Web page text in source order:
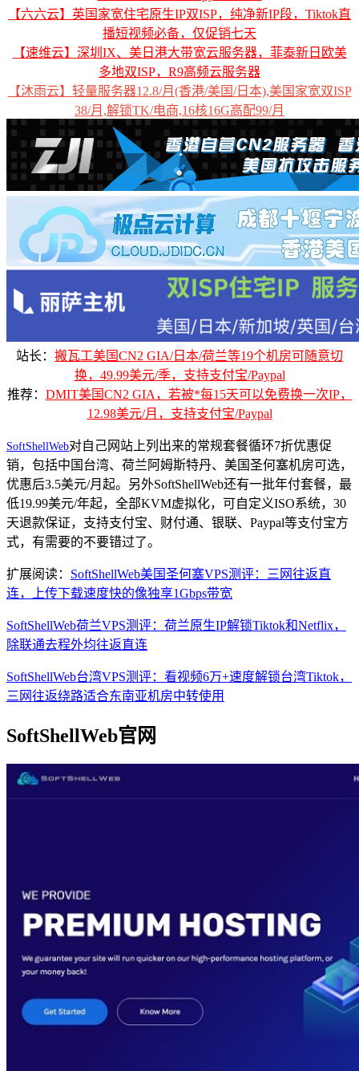
【六六云】英国家宽住宅原生IP双ISP，纯净新IP段，Tiktok直
播短视频必备，仅促销七天
【速维云】深圳IX、美日港大带宽云服务器，菲泰新日欧美
多地双ISP，R9高频云服务器
【沐雨云】轻量服务器12.8/月(香港/美国/日本),美国家宽双ISP
38/月,解锁TK/电商,16核16G高配99/月
站长： 搬瓦工美国CN2 GIA/日本/荷兰等19个机房可随意切
换，49.99美元/季，支持支付宝/Paypal
推荐： DMIT美国CN2 GIA，若被*每15天可以免费换一次IP，
12.98美元/月，支持支付宝/Paypal
SoftShellWeb对自己网站上列出来的常规套餐循环7折优惠促
销，包括中国台湾、荷兰阿姆斯特丹、美国圣何塞机房可选，
优惠后3.5美元/月起。另外SoftShellWeb还有一批年付套餐，最
低19.99美元/年起，全部KVM虚拟化，可自定义ISO系统，30
天退款保证，支持支付宝、财付通、银联、Paypal等支付宝方
式，有需要的不要错过了。
扩展阅读： SoftShellWeb美国圣何塞VPS测评：三网往返直
连，上传下载速度快的像独享1Gbps带宽
SoftShellWeb荷兰VPS测评：荷兰原生IP解锁Tiktok和Netflix，
除联通去程外均往返直连
SoftShellWeb台湾VPS测评：看视频6万+速度解锁台湾Tiktok，
三网往返绕路适合东南亚机房中转使用
SoftShellWeb官网